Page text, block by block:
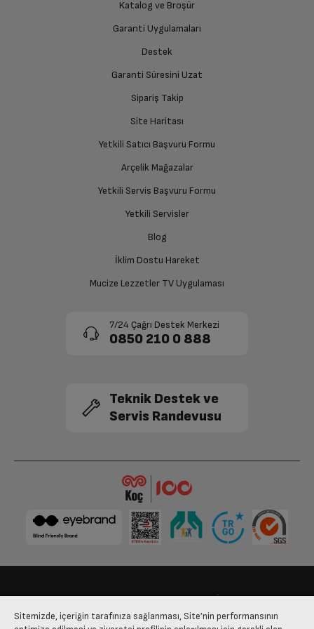
Bu ürün benim cihazım için uygun mu?
Ürünü eksiksiz ve hasarsız olarak faturası ile birlikte
İade Talebiniz Onaylansın
Yetkili servis gerekli kontrolleri sağladıktan sonra İade
süreciniz tamamlanacaktır.
Ücretiniz İade Edilsin
sağlanacaktır.
Siparişiniz henüz teslim edilmediyse iptal talebinizin
Katalog ve Broşür
Garanti Uygulamaları
Destek
Garanti Süresini Uzat
Sipariş Takip
Site Haritası
Yetkili Satıcı Başvuru Formu
Arçelik Mağazalar
Yetkili Servis Başvuru Formu
Yetkili Servisler
Blog
İklim Dostu Hareket
Mucize Lezzetler TV Uygulaması
7/24 Çağrı Destek Merkezi
0850 210 0 888
Teknik Destek ve
Servis Randevusu
Bize Ulaşın Kişisel Verilerin Korunması İşlem Rehberi
Satış Sözleşmesi
Sitemizde, içeriğin tarafınıza sağlanması, Site’nin performansının